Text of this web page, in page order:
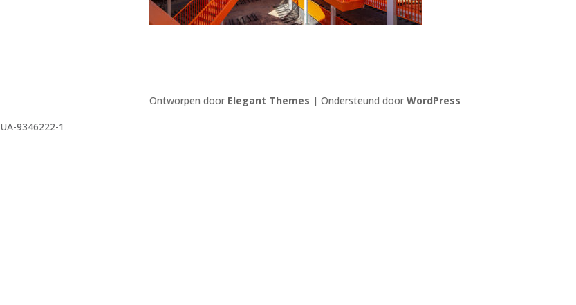
Ontworpen door Elegant Themes | Ondersteund door WordPress
UA-9346222-1